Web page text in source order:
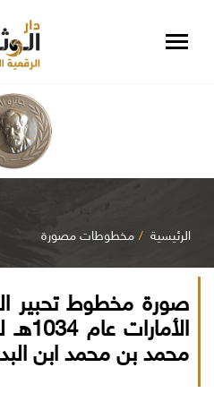
الرئيسية مخطوطات مصورة
صورة مخطوط تحبير
محمد بن محمد ابن